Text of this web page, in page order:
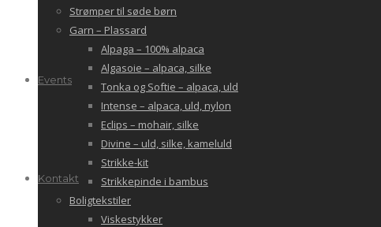
Strømper til søde børn
Garn – Plassard
Alpaga – 100% alpaca
Algasoie – alpaca, silke
Tonka og Softie – alpaca, uld
Intense – alpaca, uld, nylon
Eclips – mohair, silke
Divine – uld, silke, kameluld
Strikke-kit
Strikkepinde i bambus
Boligtekstiler
Viskestykker
Events
Kontakt